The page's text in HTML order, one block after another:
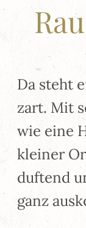
Da steht
zart. Mit
wie eine
kleiner
duftend
ganz